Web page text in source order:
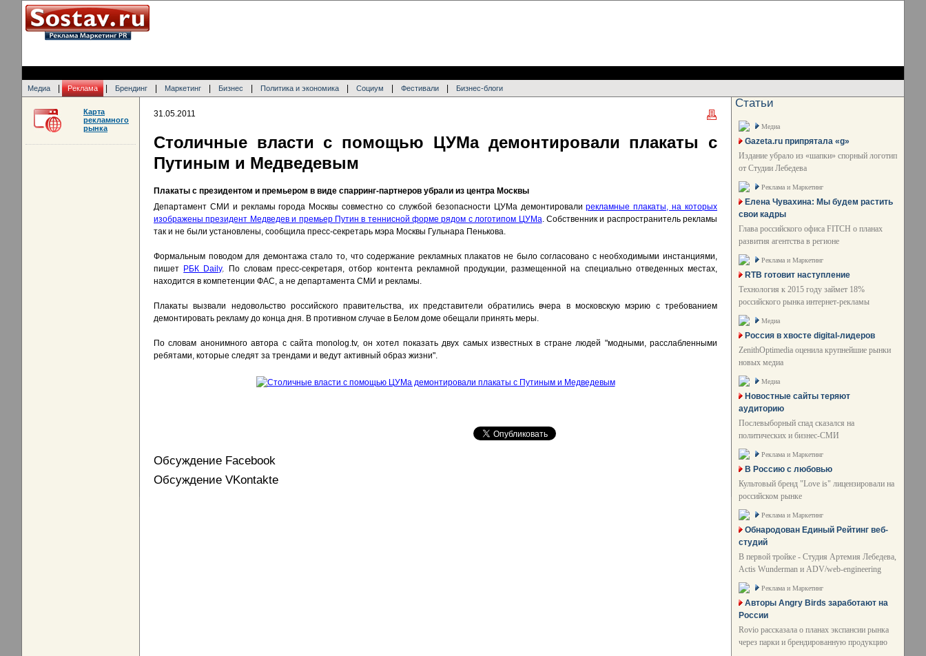
Медиа Реклама Брендинг Маркетинг Бизнес Политика и экономика Социум Фестивали Бизнес-блоги
31.05.2011
Столичные власти с помощью ЦУМа демонтировали плакаты с
Путиным и Медведевым
Плакаты с президентом и премьером в виде спарринг-партнеров убрали из центра Москвы
Департамент СМИ и рекламы города Москвы совместно со службой безопасности ЦУМа демонтировалирекламные плакаты, на которых
изображены президент Медведев и премьер Путин в теннисной форме рядом с логотипом ЦУМа. Собственник и распространитель рекламы
так и не были установлены, сообщила пресс-секретарь мэра Москвы Гульнара Пенькова.
Формальным поводом для демонтажа стало то, что содержание рекламных плакатов не было согласовано с необходимыми инстанциями,
пишет РБК Daily. По словам пресс-секретаря, отбор контента рекламной продукции, размещенной на специально отведенных местах,
находится в компетенции ФАС, а не департамента СМИ и рекламы.
Плакаты вызвали недовольство российского правительства, их представители обратились вчера в московскую мэрию с требованием
демонтировать рекламу до конца дня. В противном случае в Белом доме обещали принять меры.
По словам анонимного автора с сайта monolog.tv, он хотел показать двух самых известных в стране людей "модными, расслабленными
ребятами, которые следят за трендами и ведут активный образ жизни".
Обсуждение Facebook
Обсуждение VKontakte
Карта
рекламного
рынка
Статьи
Медиа
Gazeta.ru припрятала «g»
Издание убрало из «шапки» спорный логотип
от Студии Лебедева
Реклама и Маркетинг
Елена Чувахина: Мы будем растить
свои кадры
Глава российского офиса FITCH о планах
развития агентства в регионе
Реклама и Маркетинг
RTB готовит наступление
Технология к 2015 году займет 18%
российского рынка интернет-рекламы
Медиа
Россия в хвосте digital-лидеров
ZenithOptimedia оценила крупнейшие рынки
новых медиа
Медиа
Новостные сайты теряют
аудиторию
Послевыборный спад сказался на
политических и бизнес-СМИ
Реклама и Маркетинг
В Россию с любовью
Культовый бренд "Love is" лицензировали на
российском рынке
Реклама и Маркетинг
Обнародован Единый Рейтинг веб-
студий
В первой тройке - Студия Артемия Лебедева,
Actis Wunderman и ADV/web-engineering
Реклама и Маркетинг
Авторы Angry Birds заработают на
России
Rovio рассказала о планах экспансии рынка
через парки и брендированную продукцию